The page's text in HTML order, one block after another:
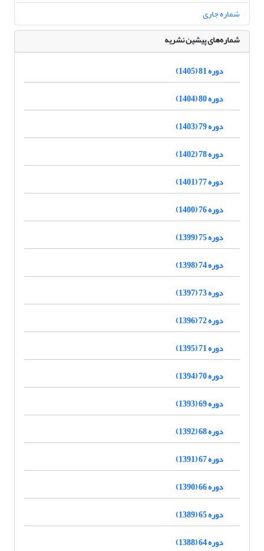
شماره جاری
شماره‌های پیشین نشریه
دوره 81 (1405)
دوره 80 (1404)
دوره 79 (1403)
دوره 78 (1402)
دوره 77 (1401)
دوره 76 (1400)
دوره 75 (1399)
دوره 74 (1398)
دوره 73 (1397)
دوره 72 (1396)
دوره 71 (1395)
دوره 70 (1394)
دوره 69 (1393)
دوره 68 (1392)
دوره 67 (1391)
دوره 66 (1390)
دوره 65 (1389)
دوره 64 (1388)